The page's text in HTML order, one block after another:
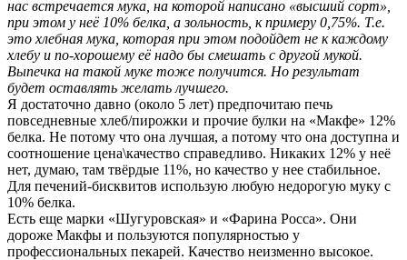
нас встречается мука, на которой написано «высший сорт»,
при этом у неё 10% белка, а зольность, к примеру 0,75%. Т.е.
это хлебная мука, которая при этом подойдет не к каждому
хлебу и по-хорошему её надо бы смешать с другой мукой.
Выпечка на такой муке тоже получится. Но результат
будет оставлять желать лучшего.
Я достаточно давно (около 5 лет) предпочитаю печь
повседневные хлеб/пирожки и прочие булки на «Макфе» 12%
белка. Не потому что она лучшая, а потому что она доступна и
соотношение цена\качество справедливо. Никаких 12% у неё
нет, думаю, там твёрдые 11%, но качество у нее стабильное.
Для печений-бисквитов использую любую недорогую муку с
10% белка.
Есть еще марки «Шугуровская» и «Фарина Росса». Они
дороже Макфы и пользуются популярностью у
профессиональных пекарей. Качество неизменно высокое.